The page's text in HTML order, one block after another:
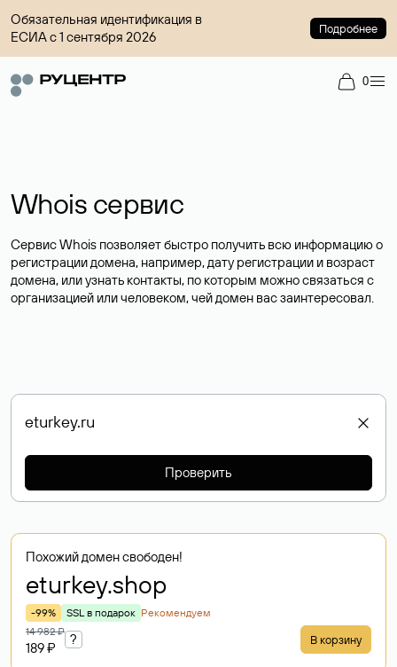
Обязательная идентификация в
ЕСИА с 1 сентября 2026
Подробнее
0
Whois сервис
Сервис Whois позволяет быстро получить всю информацию о
регистрации домена, например, дату регистрации и возраст
домена, или узнать контакты, по которым можно связаться с
организацией или человеком, чей домен вас заинтересовал.
Проверить
Похожий домен свободен!
eturkey.shop
-99% SSL в подарок Рекомендуем
14 982 ₽
189 ₽
? В корзину